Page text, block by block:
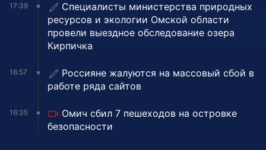
17:39
Специалисты министерства природных
ресурсов и экологии Омской области
провели выездное обследование озера
Кирпичка
16:57
Россияне жалуются на массовый сбой в
работе ряда сайтов
16:35
Омич сбил 7 пешеходов на островке
безопасности